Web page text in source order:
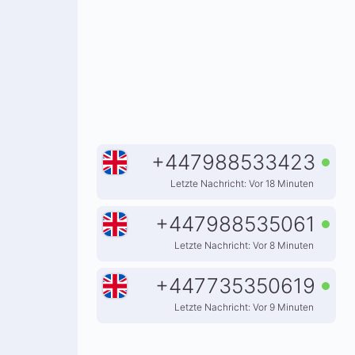
+447988533423
Letzte Nachricht: Vor 18 Minuten
+447988535061
Letzte Nachricht: Vor 8 Minuten
+447735350619
Letzte Nachricht: Vor 9 Minuten